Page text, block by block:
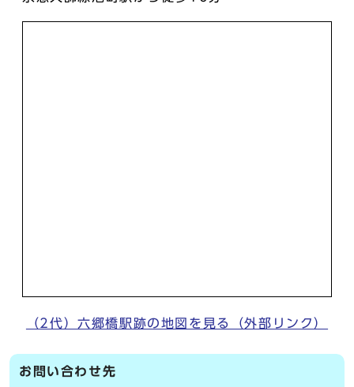
（2代）六郷橋駅跡の地図を見る（外部リンク）
お問い合わせ先